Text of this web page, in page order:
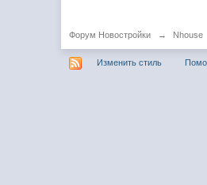
Форум Новостройки → Nhouse
Изменить стиль